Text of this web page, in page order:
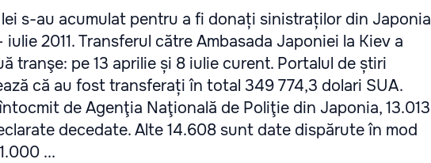
s-au acumulat pentru a fi donați sinistraților din Japonia
2011. Transferul către Ambasada Japoniei la Kiev a
tranşe: pe 13 aprilie și 8 iulie curent. Portalul de știri
că au fost transferați în total 349 774,3 dolari SUA.
de Agenţia Naţională de Poliţie din Japonia, 13.013
decedate. Alte 14.608 sunt date dispărute în mod
...